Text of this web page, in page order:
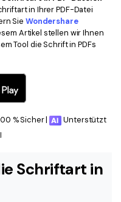
in Ihrer PDF-Datei
Sie Wondershare
Artikel stellen wir Ihnen
Tool die Schrift in PDFs
% Sicher |
Unterstützt
Schriftart in